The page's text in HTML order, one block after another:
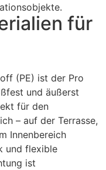
für
(PE) ist der Pro
und äußerst
für den
– auf der Terrasse,
Innenbereich
und flexible
ist